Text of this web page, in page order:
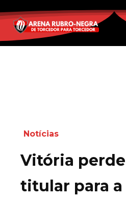
Notícias
Vitória
titular para